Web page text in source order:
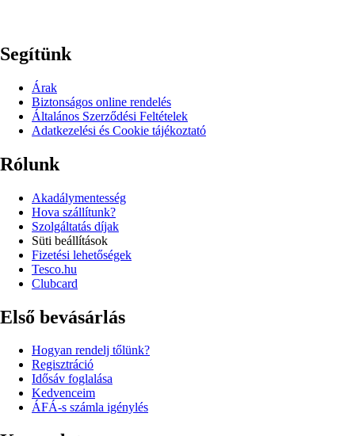
Segítünk
Árak
Biztonságos online rendelés
Általános Szerződési Feltételek
Adatkezelési és Cookie tájékoztató
Rólunk
Akadálymentesség
Hova szállítunk?
Szolgáltatás díjak
Süti beállítások
Fizetési lehetőségek
Tesco.hu
Clubcard
Első bevásárlás
Hogyan rendelj tőlünk?
Regisztráció
Idősáv foglalása
Kedvenceim
ÁFÁ-s számla igénylés